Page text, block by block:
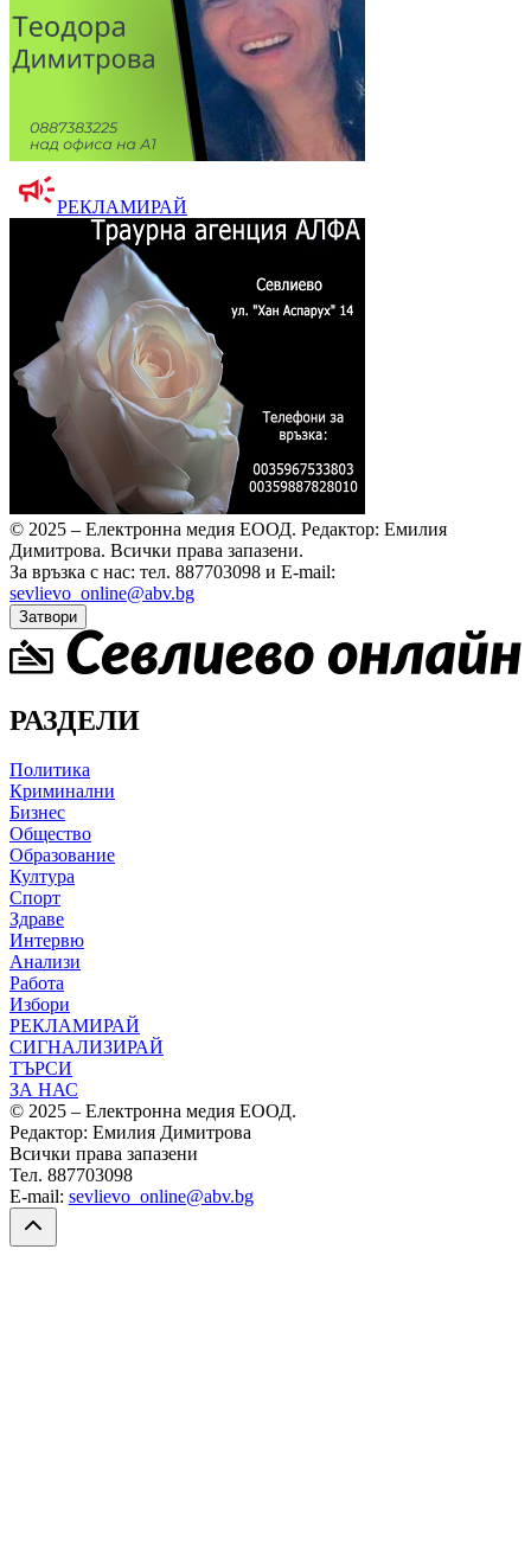
РЕКЛАМИРАЙ
© 2025 – Електронна медия ЕООД. Редактор: Емилия
Димитрова. Всички права запазени.
За връзка с нас: тел. 887703098 и E-mail:
sevlievo_online@abv.bg
Затвори
РАЗДЕЛИ
Политика
Криминални
Бизнес
Общество
Образование
Култура
Спорт
Здраве
Интервю
Анализи
Работа
Избори
РЕКЛАМИРАЙ
СИГНАЛИЗИРАЙ
ТЪРСИ
ЗА НАС
© 2025 – Електронна медия ЕООД.
Редактор: Емилия Димитрова
Всички права запазени
Тел. 887703098
E-mail: sevlievo_online@abv.bg